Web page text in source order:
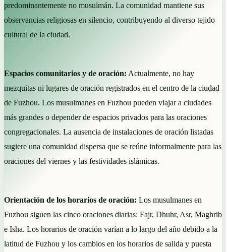
predominantemente no musulmán. La comunidad mantiene sus
observancias religiosas en silencio, contribuyendo al diverso tejido
cultural de la ciudad.
Espacios comunitarios y de oración: Actualmente, no hay
mezquitas ni lugares de oración registrados en el centro de la ciudad
de Fuzhou. Los musulmanes en Fuzhou pueden viajar a ciudades
más grandes o depender de espacios privados para las oraciones
congregacionales. La ausencia de instalaciones de oración listadas
sugiere una comunidad dispersa que se reúne informalmente para las
oraciones del viernes y las festividades islámicas.
Orientación de los horarios de oración: Los musulmanes en
Fuzhou siguen las cinco oraciones diarias: Fajr, Dhuhr, Asr, Maghrib
e Isha. Los horarios de oración varían a lo largo del año debido a la
latitud de Fuzhou y los cambios en los horarios de salida y puesta